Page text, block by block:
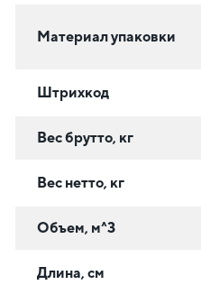
Материал упаковки
Штрихкод
Вес брутто, кг
Вес нетто, кг
Объем, м^3
Длина, см